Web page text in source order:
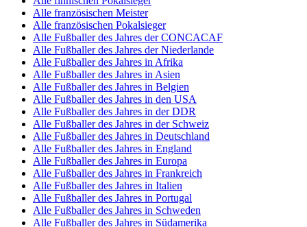
Alle französischen Meister
Alle französischen Pokalsieger
Alle Fußballer des Jahres der CONCACAF
Alle Fußballer des Jahres der Niederlande
Alle Fußballer des Jahres in Afrika
Alle Fußballer des Jahres in Asien
Alle Fußballer des Jahres in Belgien
Alle Fußballer des Jahres in den USA
Alle Fußballer des Jahres in der DDR
Alle Fußballer des Jahres in der Schweiz
Alle Fußballer des Jahres in Deutschland
Alle Fußballer des Jahres in England
Alle Fußballer des Jahres in Europa
Alle Fußballer des Jahres in Frankreich
Alle Fußballer des Jahres in Italien
Alle Fußballer des Jahres in Portugal
Alle Fußballer des Jahres in Schweden
Alle Fußballer des Jahres in Südamerika